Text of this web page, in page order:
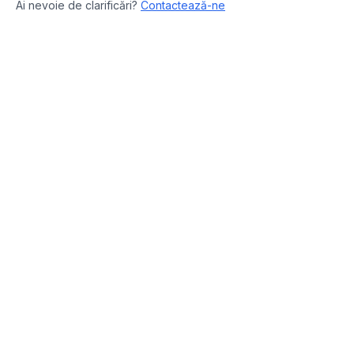
Ai nevoie de clarificări? Contactează-ne